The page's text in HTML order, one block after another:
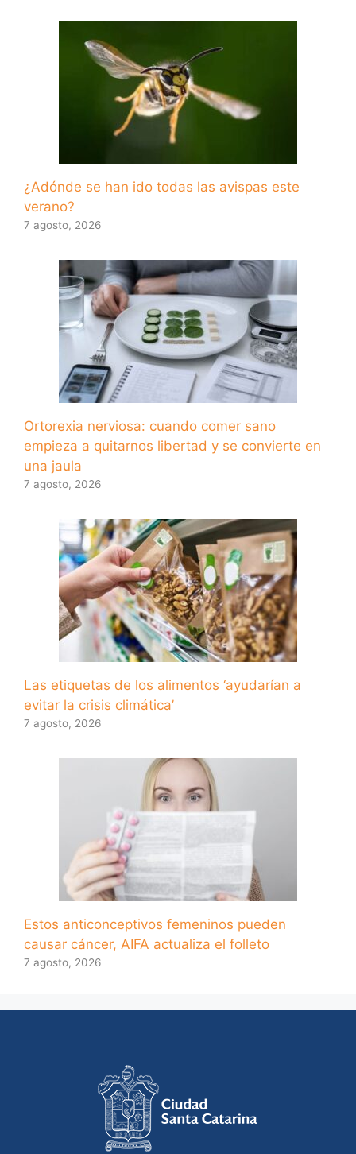
¿Adónde se han ido todas las avispas este
verano?
7 agosto, 2026
Ortorexia nerviosa: cuando comer sano
empieza a quitarnos libertad y se convierte en
una jaula
7 agosto, 2026
Las etiquetas de los alimentos ‘ayudarían a
evitar la crisis climática’
7 agosto, 2026
Estos anticonceptivos femeninos pueden
causar cáncer, AIFA actualiza el folleto
7 agosto, 2026